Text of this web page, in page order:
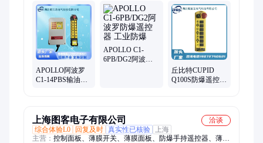
CUPID丘比特遥控器、防爆遥控器、无线遥控系统非标定制、
TELECRANE禹鼎
APOLLO阿波罗
C1-14PBS输油臂
APOLLO C1-
6PB/DG2阿波罗
丘比特CUPID
Q100S防爆遥控器
上海图客电子有限公司
洽谈
综合体验L0
回复及时 真实性已核验
上海
主营： 控制面板、薄膜开关、薄膜面板、防爆手持遥控器、薄膜